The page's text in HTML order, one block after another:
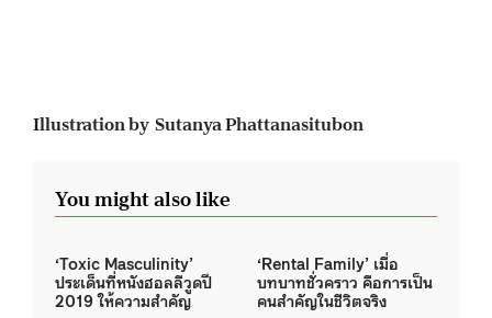
Illustration by Sutanya Phattanasitubon
You might also like
‘Toxic Masculinity’
ประเด็นที่หนังฮอลลีวูดปี
2019 ให้ความสำคัญ
‘Rental Family’ เมื่อ
บทบาทชั่วคราว คือการเป็น
คนสำคัญในชีวิตจริง